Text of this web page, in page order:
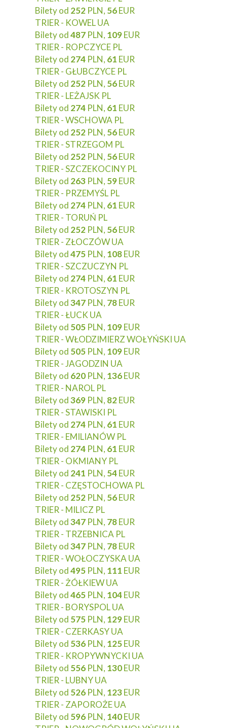
Bilety od 252 PLN, 56EUR
TRIER - KOWEL UA
Bilety od487 PLN, 109EUR
TRIER - ROPCZYCE PL
Bilety od 274 PLN, 61 EUR
TRIER - GŁUBCZYCE PL
Bilety od 252 PLN, 56EUR
TRIER - LEŻAJSK PL
Bilety od 274 PLN, 61 EUR
TRIER - WSCHOWA PL
Bilety od 252 PLN, 56EUR
TRIER - STRZEGOM PL
Bilety od 252 PLN, 56EUR
TRIER - SZCZEKOCINY PL
Bilety od 263 PLN, 59EUR
TRIER - PRZEMYŚL PL
Bilety od 274 PLN, 61 EUR
TRIER - TORUŃ PL
Bilety od 252 PLN, 56EUR
TRIER - ZŁOCZÓW UA
Bilety od475 PLN, 108EUR
TRIER - SZCZUCZYN PL
Bilety od 274 PLN, 61 EUR
TRIER - KROTOSZYN PL
Bilety od347 PLN, 78EUR
TRIER - ŁUCK UA
Bilety od 505 PLN, 109EUR
TRIER - WŁODZIMIERZ WOŁYŃSKI UA
Bilety od 505 PLN, 109EUR
TRIER - JAGODZIN UA
Bilety od 620 PLN, 136EUR
TRIER - NAROL PL
Bilety od369 PLN, 82EUR
TRIER - STAWISKI PL
Bilety od 274 PLN, 61 EUR
TRIER - EMILIANÓW PL
Bilety od 274 PLN, 61 EUR
TRIER - OKMIANY PL
Bilety od 241 PLN, 54EUR
TRIER - CZĘSTOCHOWA PL
Bilety od 252 PLN, 56EUR
TRIER - MILICZ PL
Bilety od347 PLN, 78EUR
TRIER - TRZEBNICA PL
Bilety od347 PLN, 78EUR
TRIER - WOŁOCZYSKA UA
Bilety od495 PLN, 111 EUR
TRIER - ŻÓŁKIEW UA
Bilety od465 PLN, 104EUR
TRIER - BORYSPOL UA
Bilety od 575 PLN, 129EUR
TRIER - CZERKASY UA
Bilety od 536 PLN, 125EUR
TRIER - KROPYWNYCKI UA
Bilety od 556 PLN, 130EUR
TRIER - LUBNY UA
Bilety od 526 PLN, 123EUR
TRIER - ZAPOROŻE UA
Bilety od 596 PLN, 140EUR